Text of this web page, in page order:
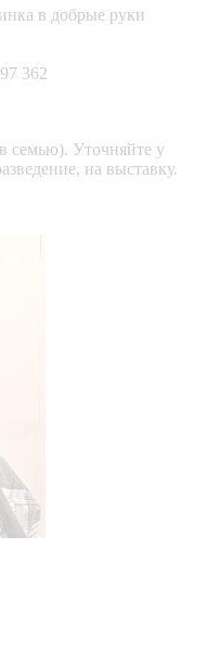
362
семью). Уточняйте у
на выставку.